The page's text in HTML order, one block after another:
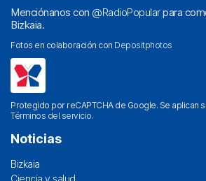
Menciónanos con @RadioPopularpara
Bizkaia.
Fotos en colaboración con Depositphotos
Protegido por reCAPTCHA de Google. Se aplican
Términos del servicio.
Noticias
Bizkaia
Ciencia y salud